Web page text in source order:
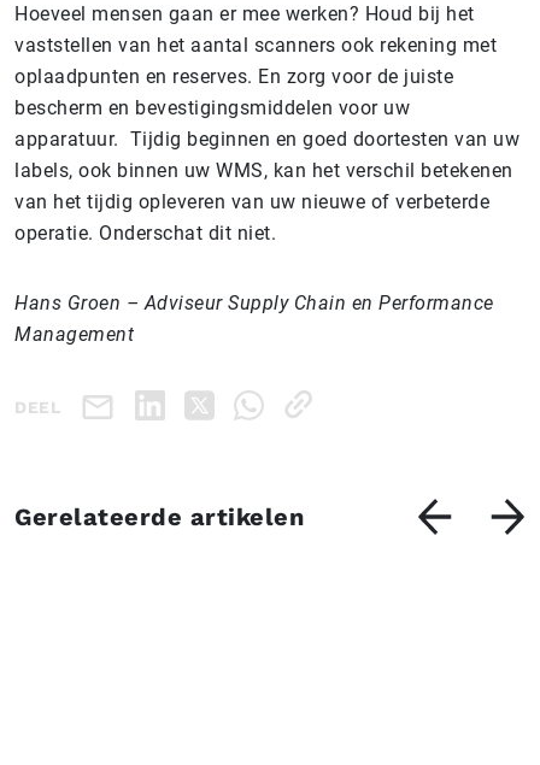
Hoeveel mensen gaan er mee werken? Houd bij het
vaststellen van het aantal scanners ook rekening met
oplaadpunten en reserves. En zorg voor de juiste
bescherm en bevestigingsmiddelen voor uw
apparatuur. Tijdig beginnen en goed doortesten van uw
labels, ook binnen uw WMS, kan het verschil betekenen
van het tijdig opleveren van uw nieuwe of verbeterde
operatie. Onderschat dit niet.
Hans Groen – Adviseur Supply Chain en Performance
Management
DEEL
Gerelateerde artikelen